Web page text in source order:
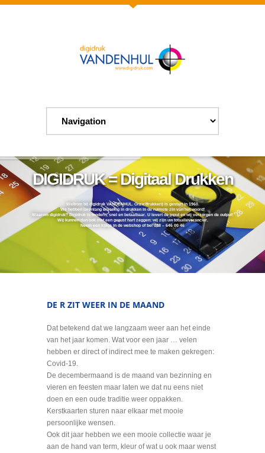
Welkom bij digidruk VANDENHUL. Onze drukkerij is gestart in 1960.
We hebben jarenlang ervaring in drukken in de ruimste zin van het woord!
Waarom digidruk? Digidruk is modern, snel en betaalbaar. U levert de input en wij verzorgen de output!
Wij kunnen dan ook met een gerust hart zeggen: wij zijn uw totaalleverancier.
Neem een kijkje in de webshop of bel 088 – 646 00 46
DIGIDRUK = Digitaal Drukken
DE R ZIT WEER IN DE MAAND
Dat betekend dat we langzaam weer aan het einde
van het jaar komen. Wat voor een jaar … velen
hebben er direct of indirect mee te maken gekregen:
Covid-19.
De decembermaand is de maand van bezinning en
vieren en feesten maar laten we dat nu eens niet
doen en een oude traditie weer oppakken.
Kerstkaarten sturen naar elkaar met mooie
persoonlijke wensen.
Ook dit jaar hebben we een mooie collectie waar je
aan de hand van term, kleur of wat u ook maar wenst